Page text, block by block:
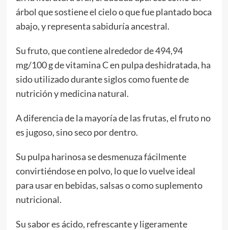
árbol que sostiene el cielo o que fue plantado boca
abajo, y representa sabiduría ancestral.
Su fruto, que contiene alrededor de 494,94
mg/100 g de vitamina C en pulpa deshidratada, ha
sido utilizado durante siglos como fuente de
nutrición y medicina natural.
A diferencia de la mayoría de las frutas, el fruto no
es jugoso, sino seco por dentro.
Su pulpa harinosa se desmenuza fácilmente
convirtiéndose en polvo, lo que lo vuelve ideal
para usar en bebidas, salsas o como suplemento
nutricional.
Su sabor es ácido, refrescante y ligeramente